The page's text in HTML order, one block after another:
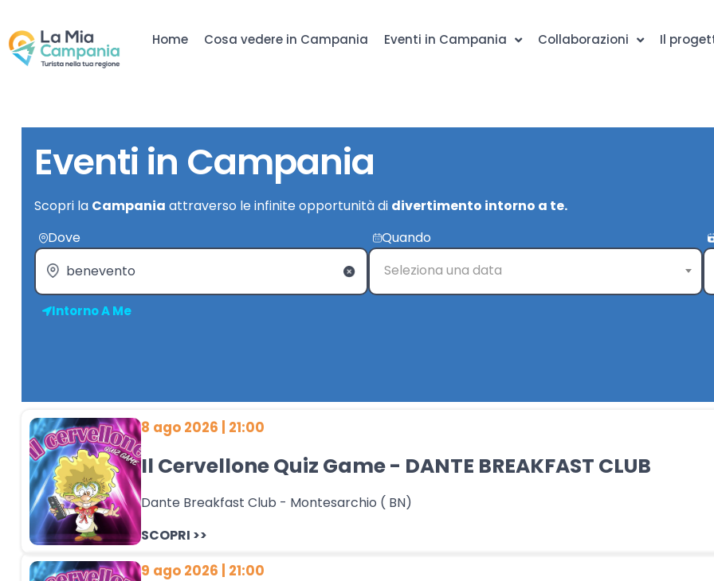
Home Cosa vedere in Campania Eventi in Campania Collaborazioni Il
Eventi in Campania
Scopri la Campania attraverso le infinite opportunità di divertimento intorno a te.
Dove
Intorno A Me
Quando
Seleziona una data
8 ago 2026 | 21:00
Il Cervellone Quiz Game - DANTE BREAKFAST CLUB
Dante Breakfast Club - Montesarchio ( BN)
SCOPRI >>
9 ago 2026 | 21:00